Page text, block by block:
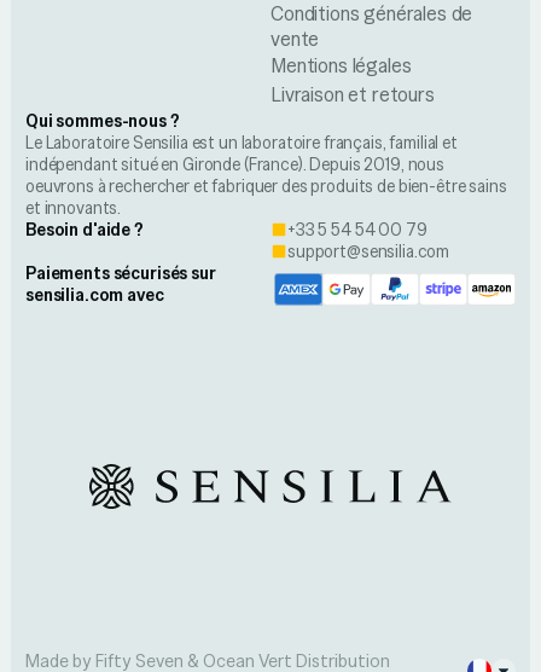
Conditions générales de
vente
Mentions légales
Livraison et retours
Qui sommes-nous ?
Le Laboratoire Sensilia est un laboratoire français, familial et
indépendant situé en Gironde (France). Depuis 2019, nous
oeuvrons à rechercher et fabriquer des produits de bien-être sains
et innovants.
Besoin d'aide ?
+33 5 54 54 00 79
support@sensilia.com
Paiements sécurisés sur
sensilia.com avec
Made by Fifty Seven & Ocean Vert Distribution